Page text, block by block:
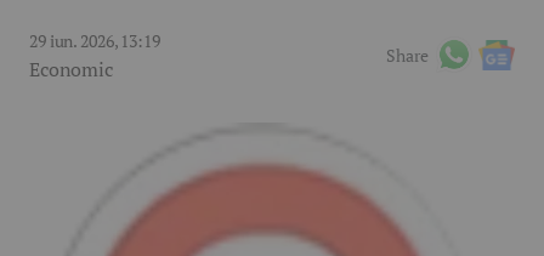
29 iun. 2026, 13:19
Economic
Share